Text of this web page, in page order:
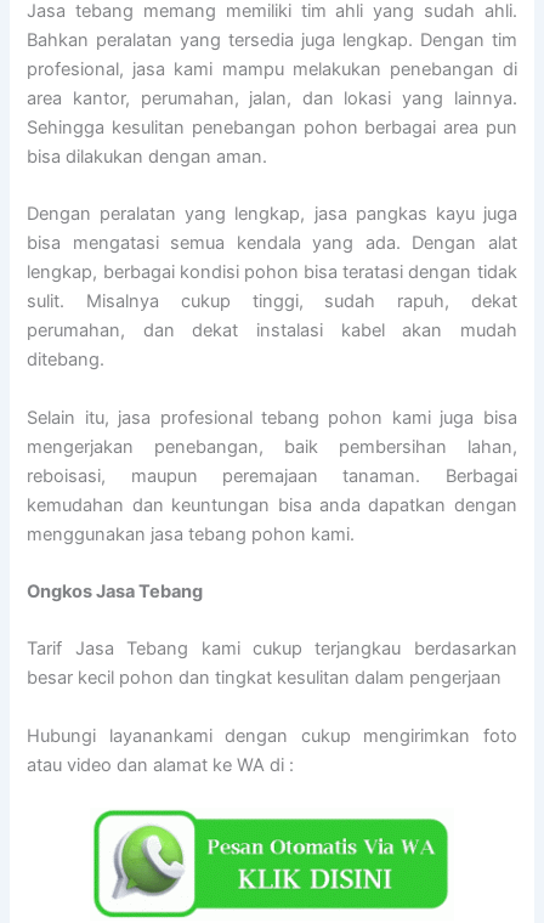
Jasa tebang memang memiliki tim ahli yang sudah ahli.
Bahkan peralatan yang tersedia juga lengkap. Dengan tim
profesional, jasa kami mampu melakukan penebangan di
area kantor, perumahan, jalan, dan lokasi yang lainnya.
Sehingga kesulitan penebangan pohon berbagai area pun
bisa dilakukan dengan aman.
Dengan peralatan yang lengkap, jasa pangkas kayu juga
bisa mengatasi semua kendala yang ada. Dengan alat
lengkap, berbagai kondisi pohon bisa teratasi dengan tidak
sulit. Misalnya cukup tinggi, sudah rapuh, dekat
perumahan, dan dekat instalasi kabel akan mudah
ditebang.
Selain itu, jasa profesional tebang pohon kami juga bisa
mengerjakan penebangan, baik pembersihan lahan,
reboisasi, maupun peremajaan tanaman. Berbagai
kemudahan dan keuntungan bisa anda dapatkan dengan
menggunakan jasa tebang pohon kami.
Ongkos Jasa Tebang
Tarif Jasa Tebang kami cukup terjangkau berdasarkan
besar kecil pohon dan tingkat kesulitan dalam pengerjaan
Hubungi layanankami dengan cukup mengirimkan foto
atau video dan alamat ke WA di :